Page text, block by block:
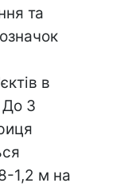
та
в
До 3
1,2 м на